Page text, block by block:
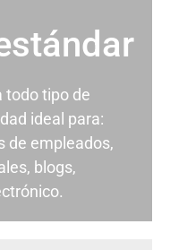
todo tipo de
ideal para:
de empleados,
blogs,